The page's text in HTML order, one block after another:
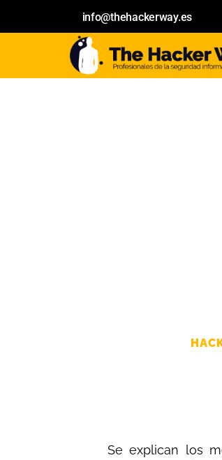
info@thehackerway.es
Se explican los